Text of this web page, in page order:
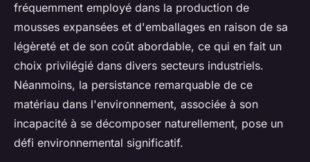
fréquemment employé dans la production de
mousses expansées et d'emballages en raison de sa
légèreté et de son coût abordable, ce qui en fait un
choix privilégié dans divers secteurs industriels.
Néanmoins, la persistance remarquable de ce
matériau dans l'environnement, associée à son
incapacité à se décomposer naturellement, pose un
défi environnemental significatif.